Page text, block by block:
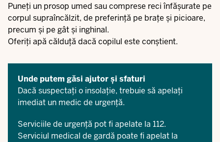
Puneți un prosop umed sau comprese reci înfășurate pe
corpul supraîncălzit, de preferință pe brațe și picioare,
precum și pe gât și inghinal.
Oferiți apă călduță dacă copilul este conștient.
Unde putem găsi ajutor și sfaturi
Dacă suspectați o insolație, trebuie să apelați
imediat un medic de urgență.
Serviciile de urgență pot fi apelate la 112.
Serviciul medical de gardă poate fi apelat la